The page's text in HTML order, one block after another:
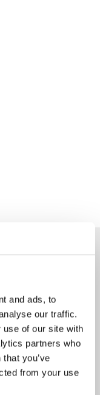
and ads, to
our traffic.
use of our site with
partners who
you’ve
from your use
spammen